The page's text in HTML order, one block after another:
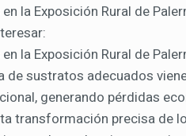
la Exposición Rural de
la Exposición Rural de
de sustratos adecuados
generando pérdidas
transformación precisa de